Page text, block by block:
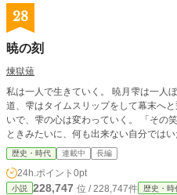
28
暁の刻
煉獄薙
私は一人で生きていく。 暁月雫は一人ぼっちだった。 とある学校からの帰り
道、雫はタイムスリップをして幕末へと飛ばされた。 新撰
いで、雫の心は変わっていく。 「その笑顔止めてよ。一番嫌いな顔だ」 「あの
ときみたいに、何も出来ない自分ではい
歴史・時代 連載中 長編
24h.ポイント 0pt
小説 228,747 位 / 228,747件 歴史・時